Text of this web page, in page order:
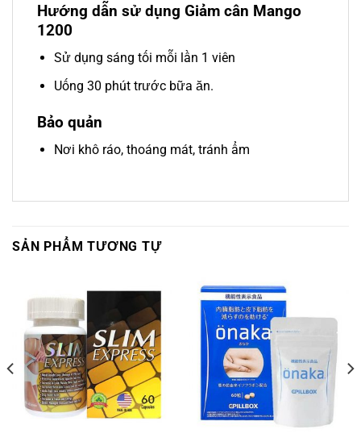
Hướng dẫn sử dụng Giảm cân Mango
1200
Sử dụng sáng tối mỗi lần 1 viên
Uống 30 phút trước bữa ăn.
Bảo quản
Nơi khô ráo, thoáng mát, tránh ẩm
SẢN PHẨM TƯƠNG TỰ